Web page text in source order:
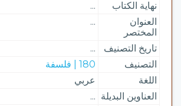
نهاية الكتاب
...
العنوان
المختصر
...
تاريخ التصنيف
...
التصنيف
180 | فلسفة
اللغة
عربي
العناوين البديلة ...